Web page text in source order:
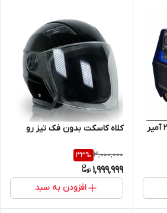
اینورتر جوشکاری توربو 200 آمپر
کلاه کاسکت بدون فک تیز رو
3,000,000
33%
1,999,999
افزودن به سبد